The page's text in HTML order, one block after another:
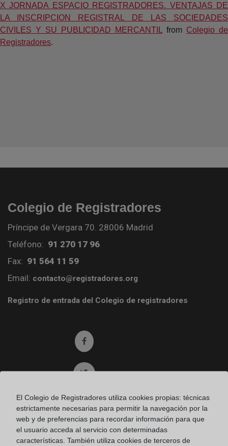
X JORNADA ESPACIO REGISTRADORES. VENTAJAS DE
LA INSCRIPCION REGISTRAL DE LAS SOCIEDADES
CIVILES Y SU PUBLICIDAD MERCANTIL from Colegio de
Registradores.
Colegio de Registradores
Príncipe de Vergara 70. 28006 Madrid
Teléfono: 91 270 17 96
Fax: 91 564 11 59
Email: contacto@registradores.org
Registro de entrada del Colegio de registradores
Ir a facebook (abre en ventana nueva)
Ir a twitter (abre en ventana nueva)
Ir a YouTube (abre en ventana nueva)
El Colegio de Registradores utiliza cookies propias: técnicas
estrictamente necesarias para permitir la navegación por la
web y de preferencias para recordar información para que
el usuario acceda al servicio con determinadas
características. También utiliza cookies de terceros de